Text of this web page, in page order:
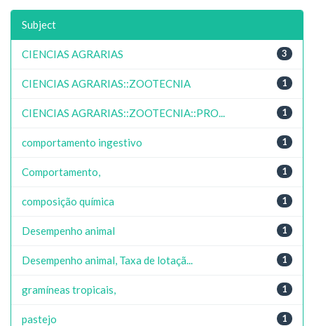
Subject
3
CIENCIAS AGRARIAS
1
CIENCIAS AGRARIAS::ZOOTECNIA
1
CIENCIAS AGRARIAS::ZOOTECNIA::PRO...
1
comportamento ingestivo
1
Comportamento,
1
composição química
1
Desempenho animal
1
Desempenho animal, Taxa de lotaçã...
1
gramíneas tropicais,
1
pastejo